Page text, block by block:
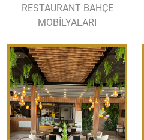
RESTAURANT BAHÇE
MOBİLYALARI